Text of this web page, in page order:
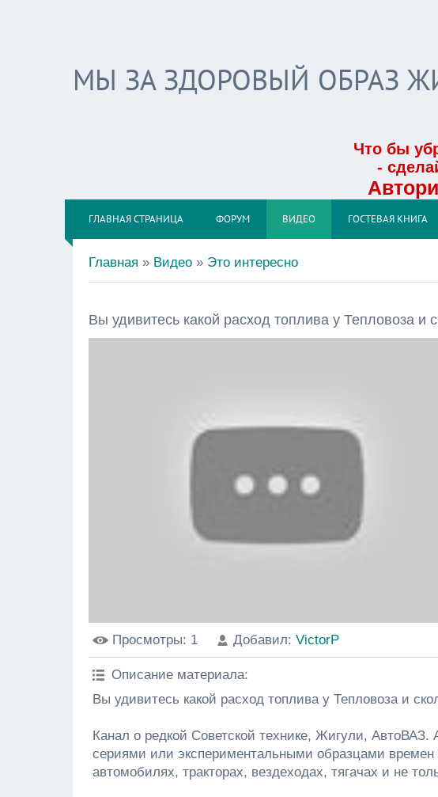
МЫ ЗА ЗДОРОВЫЙ ОБРАЗ
Что бы
-
ГЛАВНАЯ СТРАНИЦА ФОРУМ ВИДЕО ГОСТЕВАЯ КНИГА
Главная » Видео » Это интересно
Вы удивитесь какой расход топлива у Тепловоза и
Просмотры: 1 Добавил: VictorP
Описание материала:
Вы удивитесь какой расход топлива у Тепловоза и
Канал о редкой Советской технике, Жигули,
сериями или экспериментальными образцами времен
автомобилях, тракторах, вездеходах, тягачах и не